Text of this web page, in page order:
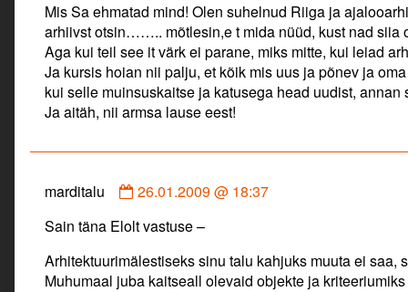
marditalu
published
on
Mis Sa ehmatad mind! Olen suhelnud Riiga ja
arhiivst otsin…….. mõtlesin,e t mida nüüd, kust nad siia
Aga kui teil see it värk ei parane, miks mitte, kui leiad
Ja kursis hoian nii palju, et kõik mis uus ja põnev ja
kui selle muinsuskaitse ja katusega head uudist,
Ja aitäh, nii armsa lause eest!
marditalu
Comment
marditalu
published
on
26.01.2009 @ 18:37
Sain täna Elolt vastuse –
Arhitektuurimälestiseks sinu talu kahjuks muuta ei saa,
Muhumaal juba kaitseall olevaid objekte ja